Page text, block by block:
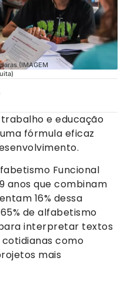
(IMAGEM
e educação
fórmula eficaz
Funcional
anos que combinam
16% dessa
de alfabetismo
interpretar textos
como
mais